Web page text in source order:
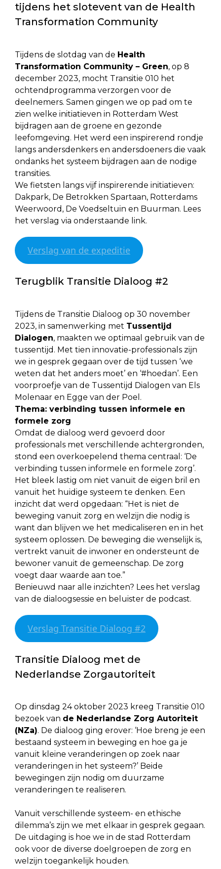
tijdens het slotevent van de Health
Transformation Community
Tijdens de slotdag van de Health
Transformation Community – Green, op 8
december 2023, mocht Transitie 010 het
ochtendprogramma verzorgen voor de
deelnemers. Samen gingen we op pad om te
zien welke initiatieven in Rotterdam West
bijdragen aan de groene en gezonde
leefomgeving. Het werd een inspirerend rondje
langs andersdenkers en andersdoeners die vaak
ondanks het systeem bijdragen aan de nodige
transities.
We fietsten langs vijf inspirerende initiatieven:
Dakpark, De Betrokken Spartaan, Rotterdams
Weerwoord, De Voedseltuin en Buurman. Lees
het verslag via onderstaande link.
Verslag van de expeditie
Terugblik Transitie Dialoog #2
Tijdens de Transitie Dialoog op 30 november
2023, in samenwerking met Tussentijd
Dialogen, maakten we optimaal gebruik van de
tussentijd. Met tien innovatie-professionals zijn
we in gesprek gegaan over de tijd tussen ‘we
weten dat het anders moet’ en ‘#hoedan’. Een
voorproefje van de Tussentijd Dialogen van Els
Molenaar en Egge van der Poel.
Thema: verbinding tussen informele en
formele zorg
Omdat de dialoog werd gevoerd door
professionals met verschillende achtergronden,
stond een overkoepelend thema centraal: ‘De
verbinding tussen informele en formele zorg’.
Het bleek lastig om niet vanuit de eigen bril en
vanuit het huidige systeem te denken. Een
inzicht dat werd opgedaan: “Het is niet de
beweging vanuit zorg en welzijn die nodig is
want dan blijven we het medicaliseren en in het
systeem oplossen. De beweging die wenselijk is,
vertrekt vanuit de inwoner en ondersteunt de
bewoner vanuit de gemeenschap. De zorg
voegt daar waarde aan toe.”
Benieuwd naar alle inzichten? Lees het verslag
van de dialoogsessie en beluister de podcast.
Verslag Transitie Dialoog #2
Transitie Dialoog met de
Nederlandse Zorgautoriteit
Op dinsdag 24 oktober 2023 kreeg Transitie 010
bezoek van de Nederlandse Zorg Autoriteit
(NZa). De dialoog ging erover: ‘Hoe breng je een
bestaand systeem in beweging en hoe ga je
vanuit kleine veranderingen op zoek naar
veranderingen in het systeem?’ Beide
bewegingen zijn nodig om duurzame
veranderingen te realiseren.
Vanuit verschillende systeem- en ethische
dilemma’s zijn we met elkaar in gesprek gegaan.
De uitdaging is hoe we in de stad Rotterdam
ook voor de diverse doelgroepen de zorg en
welzijn toegankelijk houden.